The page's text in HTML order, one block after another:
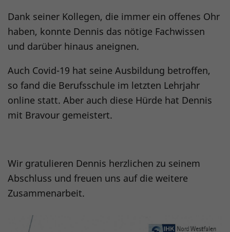
Dank seiner Kollegen, die immer ein offenes Ohr
haben, konnte Dennis das nötige Fachwissen
und darüber hinaus aneignen.
Auch Covid-19 hat seine Ausbildung betroffen,
so fand die Berufsschule im letzten Lehrjahr
online statt. Aber auch diese Hürde hat Dennis
mit Bravour gemeistert.
Wir gratulieren Dennis herzlichen zu seinem
Abschluss und freuen uns auf die weitere
Zusammenarbeit.